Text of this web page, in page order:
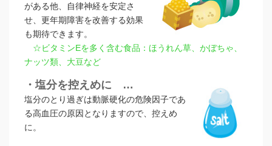
がある他、自律神経を安定さ
せ、更年期障害を改善する効果
も期待できます。
☆ビタミンEを多く含む食品：ほうれん草、かぼちゃ、
ナッツ類、大豆など
・塩分を控えめに …
塩分のとり過ぎは動脈硬化の危険因子であ
る高血圧の原因となりますので、控えめ
に。